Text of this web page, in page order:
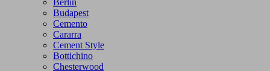
Budapest
Cemento
Cararra
Cement Style
Bottichino
Chesterwood